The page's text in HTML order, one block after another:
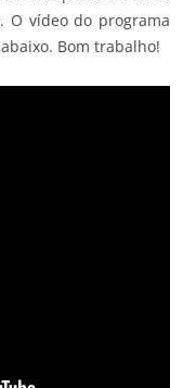
O vídeo do programa
Bom trabalho!